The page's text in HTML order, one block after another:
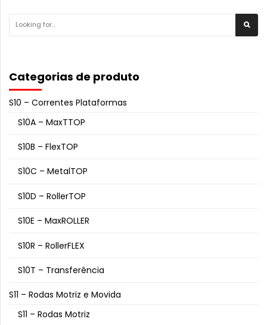
Categorias de produto
S10 – Correntes Plataformas
S10A – MaxTTOP
S10B – FlexTOP
S10C – MetalTOP
S10D – RollerTOP
S10E – MaxROLLER
S10R – RollerFLEX
S10T – Transferência
S11 – Rodas Motriz e Movida
S11 – Rodas Motriz